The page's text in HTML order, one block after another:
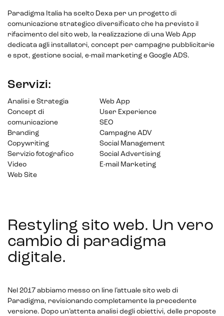
Paradigma Italia ha scelto Dexa per un progetto di
comunicazione strategico diversificato che ha previsto il
rifacimento del sito web, la realizzazione di una Web App
dedicata agli installatori, concept per campagne pubblicitarie
e spot, gestione social, e-mail marketing e Google ADS.
Servizi:
Analisi e Strategia
Concept di
comunicazione
Branding
Copywriting
Servizio fotografico
Video
Web Site
Web App
User Experience
SEO
Campagne ADV
Social Management
Social Advertising
E-mail Marketing
Restyling sito web. Un vero
cambio di paradigma
digitale.
Nel 2017 abbiamo messo on line l’attuale sito web di
Paradigma, revisionando completamente la precedente
versione. Dopo un’attenta analisi degli obiettivi, delle proposte